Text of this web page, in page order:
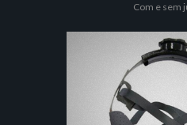
Com e sem